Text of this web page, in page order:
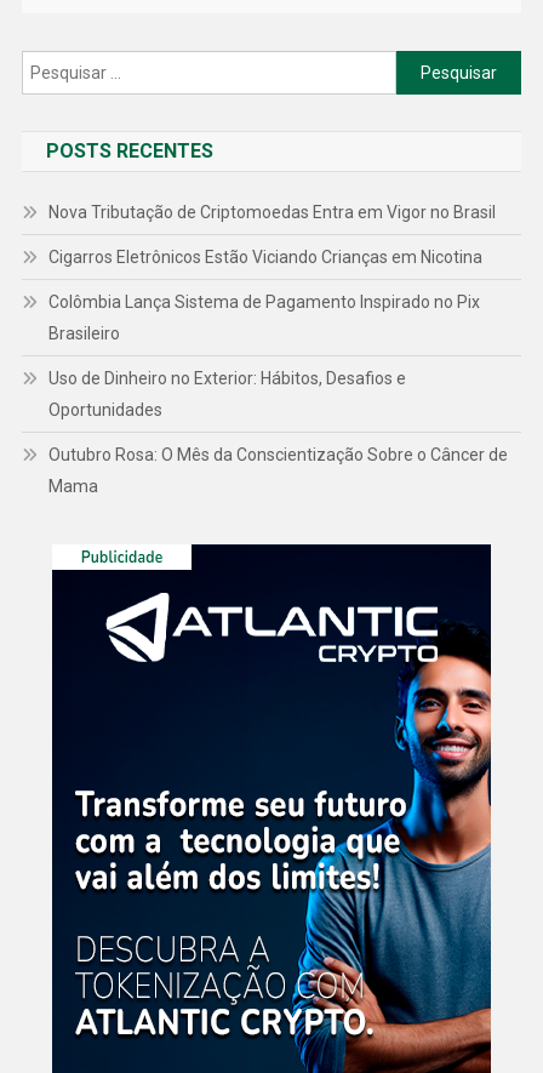
Pesquisar
por:
POSTS RECENTES
Nova Tributação de Criptomoedas Entra em Vigor no Brasil
Cigarros Eletrônicos Estão Viciando Crianças em Nicotina
Colômbia Lança Sistema de Pagamento Inspirado no Pix
Brasileiro
Uso de Dinheiro no Exterior: Hábitos, Desafios e
Oportunidades
Outubro Rosa: O Mês da Conscientização Sobre o Câncer de
Mama